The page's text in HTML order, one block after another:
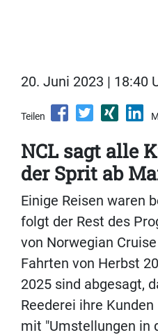
20. Juni 2023 | 18:40
Teilen
NCL sagt alle
der Sprit ab
Einige Reisen waren
folgt der Rest des
von Norwegian
Fahrten von Herbst
2025 sind abgesagt,
Reederei ihre
mit "Umstellungen in